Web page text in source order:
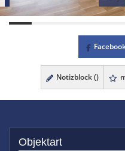
Notizblock ()
Objektart